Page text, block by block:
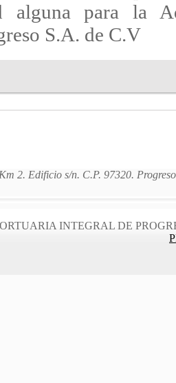
alguna para la
S.A. de C.V
2. Edificio s/n. C.P. 97320.
INTEGRAL DE